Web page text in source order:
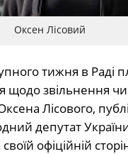
Оксен Лісовий
тижня в Раді
щодо звільнення
Лісового,
депутат
офіційній